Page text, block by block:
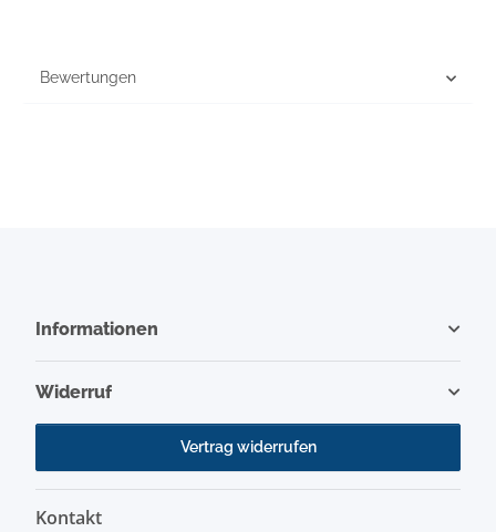
Bewertungen
Informationen
Widerruf
Vertrag widerrufen
Kontakt